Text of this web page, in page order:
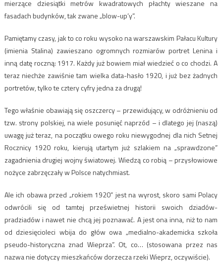
mierzące dziesiątki metrów kwadratowych płachty wieszane na
fasadach budynków, tak zwane „blow-up’y”.
Pamiętamy czasy, jak to co roku wysoko na warszawskim Pałacu Kultury
(imienia Stalina) zawieszano ogromnych rozmiarów portret Lenina i
inną datę roczną: 1917. Każdy już bowiem miał wiedzieć o co chodzi. A
teraz niechże zawiśnie tam wielka data-hasło 1920, i już bez żadnych
portretów, tylko te cztery cyfry jedna za drugą!
Tego właśnie obawiają się oszczercy – przewidujący, w odróżnieniu od
tzw. strony polskiej, na wiele posunięć naprzód – i dlatego jej (naszą)
uwagę już teraz, na początku owego roku niewygodnej dla nich Setnej
Rocznicy 1920 roku, kierują utartym już szlakiem na „sprawdzone”
zagadnienia drugiej wojny światowej. Wiedzą co robią – przysłowiowe
nożyce zabrzęczały w Polsce natychmiast.
Ale ich obawa przed „rokiem 1920” jest na wyrost, skoro sami Polacy
odwrócili się od tamtej prześwietnej historii swoich dziadów-
pradziadów i nawet nie chcą jej poznawać. A jest ona inna, niż to nam
od dziesięcioleci wbija do głów owa „medialno-akademicka szkoła
pseudo-historyczna znad Wieprza”. Ot, co… (stosowana przez nas
nazwa nie dotyczy mieszkańców dorzecza rzeki Wieprz, oczywiście).